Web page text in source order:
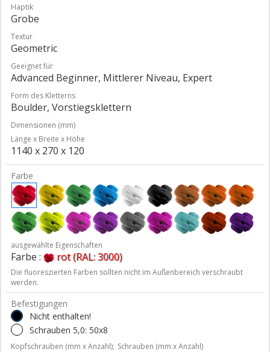
Haptik
Grobe
Textur
Geometric
Geeignet für
Advanced Beginner, Mittlerer Niveau, Expert
Form des Kletterns
Boulder, Vorstiegsklettern
Dimensionen (mm)
Länge x Breite x Höhe
1140 x 270 x 120
Farbe
ausgewählte Eigenschaften
Farbe : rot (RAL: 3000)
Die fluoreszierten Farben sollten nicht im Außenbereich verschraubt
werden.
Befestigungen
Nicht enthalten!
Schrauben 5,0: 50x8
Kopfschrauben (mm x Anzahl); Schrauben (mm x Anzahl)